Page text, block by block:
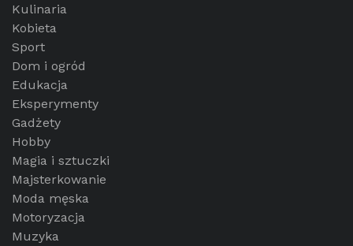
Kulinaria
Kobieta
Sport
Dom i ogród
Edukacja
Eksperymenty
Gadżety
Hobby
Magia i sztuczki
Majsterkowanie
Moda męska
Motoryzacja
Muzyka